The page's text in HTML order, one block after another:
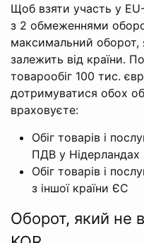
Щоб взяти участь у
з 2 обмеженнями
максимальний оборот,
залежить від країни.
товарообіг 100 тис.
дотримуватися обох
враховуєте:
Обіг товарів і
ПДВ у Нідерландах
Обіг товарів і
з іншої країни ЄС
Оборот, який не